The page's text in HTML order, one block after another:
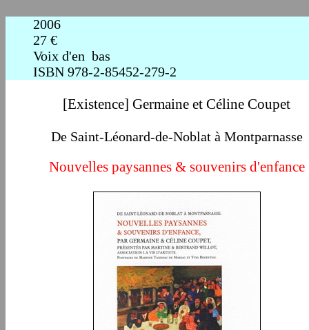
2006
27 €
Voix d'en bas
ISBN 978-2-85452-279-2
[Existence] Germaine et Céline Coupet
De Saint-Léonard-de-Noblat à Montparnasse
Nouvelles paysannes & souvenirs d'enfance